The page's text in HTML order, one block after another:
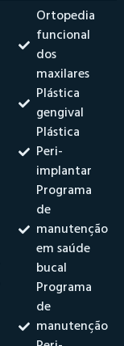
Ortopedia
funcional
dos
maxilares
Plástica
gengival
Plástica
Peri-
implantar
Programa
de
manutenção
em saúde
bucal
Programa
de
manutenção